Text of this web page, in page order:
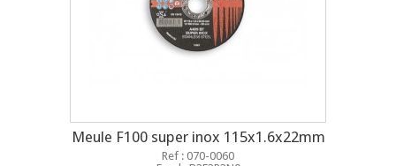
Meule F100 super inox 115x1.6x22mm
Ref : 070-0060